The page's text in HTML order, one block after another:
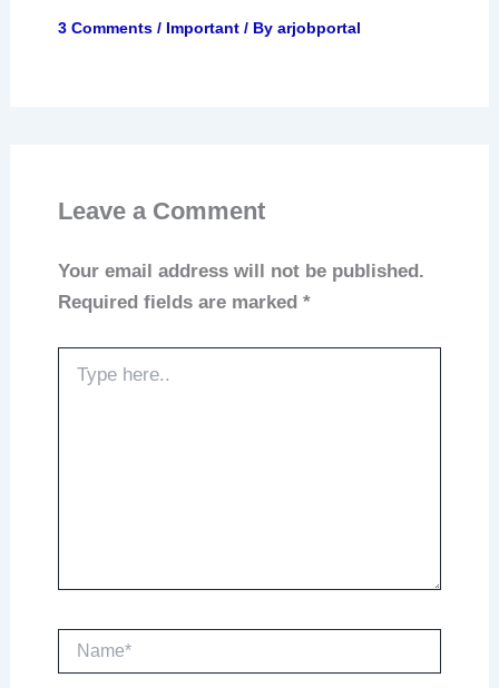
3 Comments / Important/ By arjobportal
Leave a Comment
Your email address will not be published.
Required fields are marked *
here..
Name*